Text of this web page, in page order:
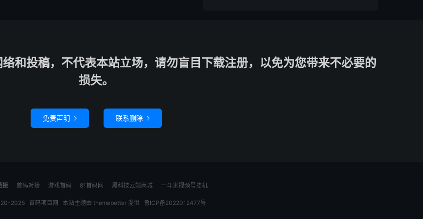
和投稿，不代表本站立场，请勿盲目下载注册，以免为您带来不必要的
损失。
免责声明  联系删除 
接 首码对接 游戏首码 81首码网 黑科技云端商城 一斗米视频号挂机
2026 首码项目网 本站主题由 themebetter 提供 鲁ICP备2022012477号